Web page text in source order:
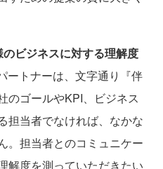
ビジネスに対する理解度
ートナーは、文字通り『伴
のゴールやKPI、ビジネス
担当者でなければ、なかな
。担当者とのコミュニケー
解度を測っていただきたい